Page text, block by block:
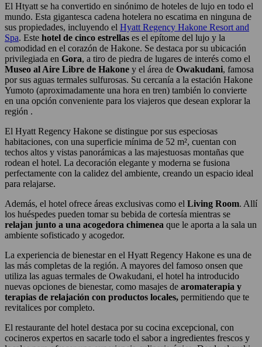
El Htyatt se ha convertido en sinónimo de hoteles de lujo en todo el
mundo. Esta gigantesca cadena hotelera no escatima en ninguna de
sus propiedades, incluyendo el Hyatt Regency Hakone Resort and
Spa. Este hotel de cinco estrellas es el epítome del lujo y la
comodidad en el corazón de Hakone. Se destaca por su ubicación
privilegiada en Gora, a tiro de piedra de lugares de interés como el
Museo al Aire Libre de Hakone y el área de Owakudani, famosa
por sus aguas termales sulfurosas. Su cercanía a la estación Hakone
Yumoto (aproximadamente una hora en tren) también lo convierte
en una opción conveniente para los viajeros que desean explorar la
región .
El Hyatt Regency Hakone se distingue por sus especiosas
habitaciones, con una superficie mínima de 52 m², cuentan con
techos altos y vistas panorámicas a las majestuosas montañas que
rodean el hotel. La decoración elegante y moderna se fusiona
perfectamente con la calidez del ambiente, creando un espacio ideal
para relajarse.
Además, el hotel ofrece áreas exclusivas como el Living Room. Allí
los huéspedes pueden tomar su bebida de cortesía mientras se
relajan junto a una acogedora chimenea que le aporta a la sala un
ambiente sofisticado y acogedor.
La experiencia de bienestar en el Hyatt Regency Hakone es una de
las más completas de la región. A mayores del famoso onsen que
utiliza las aguas termales de Owakudani, el hotel ha introducido
nuevas opciones de bienestar, como masajes de aromaterapia y
terapias de relajación con productos locales, permitiendo que te
revitalices por completo.
El restaurante del hotel destaca por su cocina excepcional, con
cocineros expertos en sacarle todo el sabor a ingredientes frescos y